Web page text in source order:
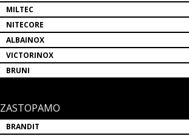
MILTEC
NITECORE
ALBAINOX
VICTORINOX
BRUNI
ZASTOPAMO
BRANDIT